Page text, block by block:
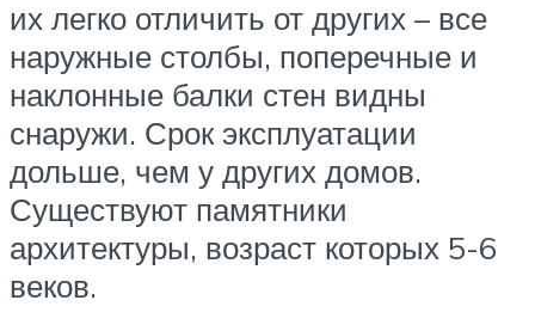
их легко отличить от других – все
наружные столбы, поперечные и
наклонные балки стен видны
снаружи. Срок эксплуатации
дольше, чем у других домов.
Существуют памятники
архитектуры, возраст которых 5-6
веков.